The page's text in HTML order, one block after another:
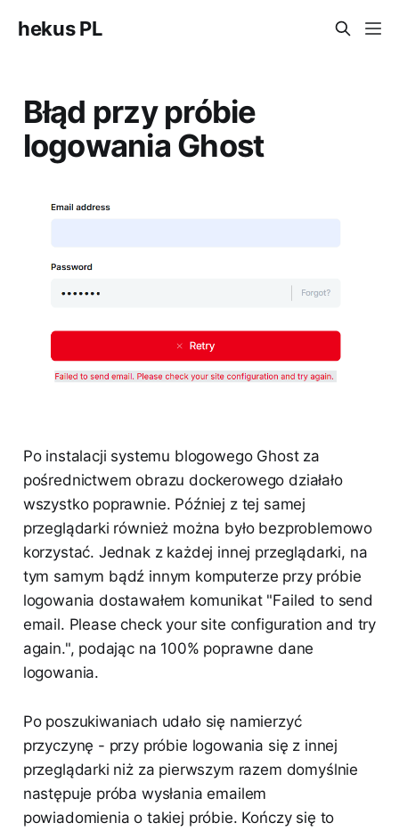
hekus PL
Błąd przy próbie
logowania Ghost
Po instalacji systemu blogowego Ghost za
pośrednictwem obrazu dockerowego działało
wszystko poprawnie. Później z tej samej
przeglądarki również można było bezproblemowo
korzystać. Jednak z każdej innej przeglądarki, na
tym samym bądź innym komputerze przy próbie
logowania dostawałem komunikat "Failed to send
email. Please check your site configuration and try
again.", podając na 100% poprawne dane
logowania.
Po poszukiwaniach udało się namierzyć
przyczynę - przy próbie logowania się z innej
przeglądarki niż za pierwszym razem domyślnie
następuje próba wysłania emailem
powiadomienia o takiej próbie. Kończy się to